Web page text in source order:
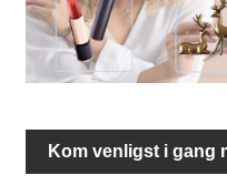
Kom venligst i gang